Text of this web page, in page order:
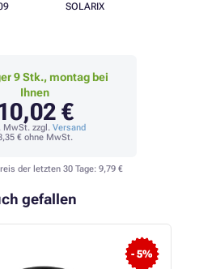
SOLARIX
9 Stk., montag bei
Ihnen
€
MwSt. zzgl. Versand
€ohne MwSt.
der letzten 30 Tage: 9,79 €
gefallen
- 5%